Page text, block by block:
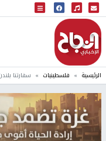
البث المباشر
إذاعة النجاح
الرئيسية فلسطينيات سفارتنا